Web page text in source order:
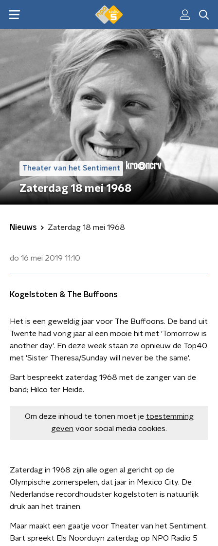
Theater van het Sentiment
Zaterdag 18 mei 1968
Nieuws Zaterdag 18 mei 1968
do 16 mei 2019 11:10
Kogelstoten & The Buffoons
Het is een geweldig jaar voor The Buffoons. De band uit
Twente had vorig jaar al een mooie hit met 'Tomorrow is
another day'. En deze week staan ze opnieuw de Top40
met 'Sister Theresa/Sunday will never be the same'.
Bart bespreekt zaterdag 1968 met de zanger van de
band; Hilco ter Heide.
Om deze inhoud te tonen moet je toestemming
geven voor social media cookies.
Zaterdag in 1968 zijn alle ogen al gericht op de
Olympische zomerspelen, dat jaar in Mexico City. De
Nederlandse recordhoudster kogelstoten is natuurlijk
druk aan het trainen.
Maar maakt een gaatje voor Theater van het Sentiment.
Bart spreekt Els Noorduyn zaterdag op NPO Radio 5